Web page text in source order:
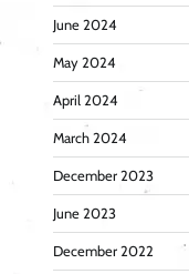
June 2024
May 2024
April 2024
March 2024
December 2023
June 2023
December 2022